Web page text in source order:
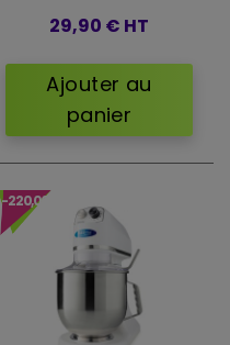
29,90 € HT
Ajouter au
panier
-220,00 €